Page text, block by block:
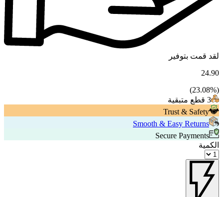
لقد قمت بتوفير
24.90
(
23.08%)
3 قطع متبقية
Trust & Safety
Smooth & Easy Returns
Secure Payments
الكمية